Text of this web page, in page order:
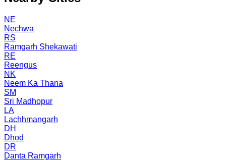
NE
Nechwa
RS
Ramgarh Shekawati
RE
Reengus
NK
Neem Ka Thana
SM
Sri Madhopur
LA
Lachhmangarh
DH
Dhod
DR
Danta Ramgarh